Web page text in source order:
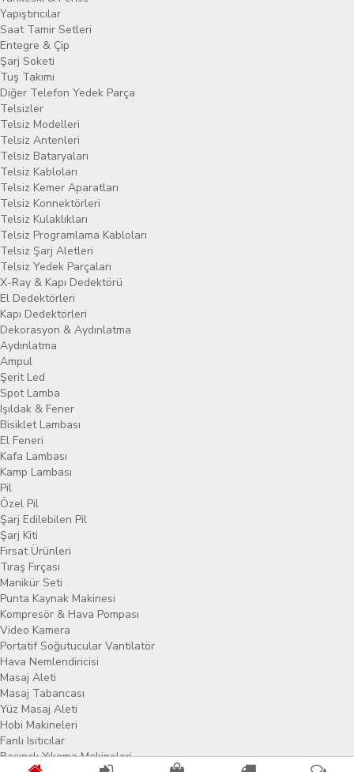
Yapıştırıcılar
Saat Tamir Setleri
Entegre & Çip
Şarj Soketi
Tuş Takımı
Diğer Telefon Yedek Parça
Telsizler
Telsiz Modelleri
Telsiz Antenleri
Telsiz Bataryaları
Telsiz Kabloları
Telsiz Kemer Aparatları
Telsiz Konnektörleri
Telsiz Kulaklıkları
Telsiz Programlama Kabloları
Telsiz Şarj Aletleri
Telsiz Yedek Parçaları
X-Ray & Kapı Dedektörü
El Dedektörleri
Kapı Dedektörleri
Dekorasyon & Aydınlatma
Aydınlatma
Ampul
Şerit Led
Spot Lamba
Işıldak & Fener
Bisiklet Lambası
El Feneri
Kafa Lambası
Kamp Lambası
Pil
Özel Pil
Şarj Edilebilen Pil
Şarj Kiti
Fırsat Ürünleri
Tıraş Fırçası
Manikür Seti
Punta Kaynak Makinesi
Kompresör & Hava Pompası
Video Kamera
Portatif Soğutucular Vantilatör
Hava Nemlendiricisi
Masaj Aleti
Masaj Tabancası
Yüz Masaj Aleti
Hobi Makineleri
Fanlı Isıtıcılar
Basınçlı Yıkama Makineleri